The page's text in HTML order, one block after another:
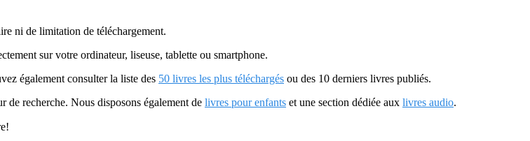
ni de limitation de téléchargement.
sur votre ordinateur, liseuse, tablette ou smartphone.
également consulter la liste des 50 livres les plus téléchargés ou des 10 derniers livres publiés.
recherche. Nous disposons également de livres pour enfants et une section dédiée aux livres audio.